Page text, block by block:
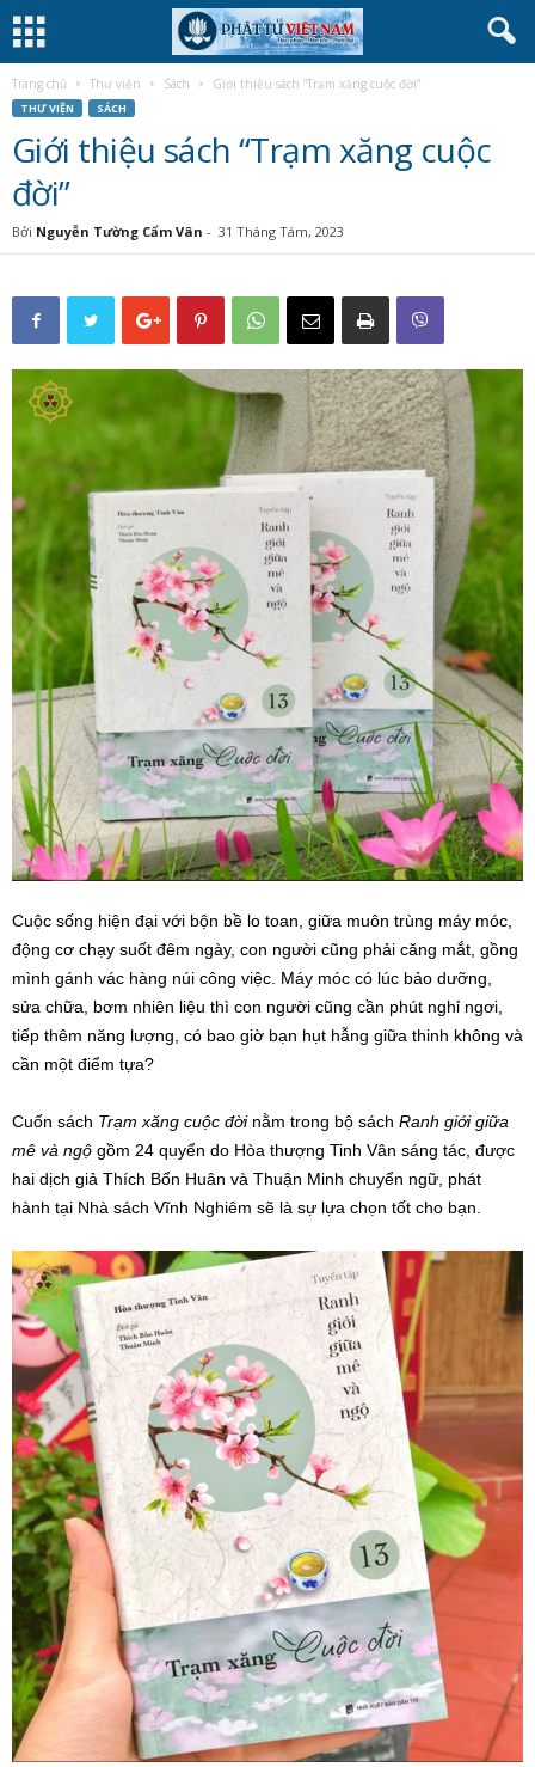
Trang chủ Thư viện Sách Giới thiệu sách “Trạm xăng cuộc đời”
THƯ VIỆN SÁCH
Giới thiệu sách “Trạm xăng cuộc
đời”
Bởi Nguyễn Tường Cẩm Vân - 31 Tháng Tám, 2023
Cuộc sống hiện đại với bộn bề lo toan, giữa muôn trùng máy móc,
động cơ chạy suốt đêm ngày, con người cũng phải căng mắt, gồng
mình gánh vác hàng núi công việc. Máy móc có lúc bảo dưỡng,
sửa chữa, bơm nhiên liệu thì con người cũng cần phút nghỉ ngơi,
tiếp thêm năng lượng, có bao giờ bạn hụt hẫng giữa thinh không và
cần một điểm tựa?
Cuốn sách Trạm xăng cuộc đờinằm trong bộ sách Ranh giới giữa
mê và ngộ gồm 24 quyển do Hòa thượng Tinh Vân sáng tác, được
hai dịch giả Thích Bổn Huân và Thuận Minh chuyển ngữ, phát
hành tại Nhà sách Vĩnh Nghiêm sẽ là sự lựa chọn tốt cho bạn.